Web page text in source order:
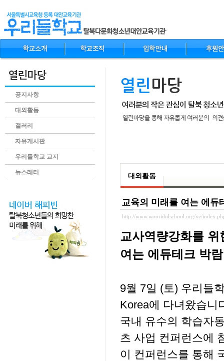
공지사항
대외활동
갤러리
자유게시판
우리들학교 교지
뉴스레터 대외활동
교육의 미래를 여는 에듀
http://www.wooridulschool.org/xe/
교사역량강화를
여는 에듀테크 박
9월 7일 (토) 우리들
Korea에 다녀왔습니
국내 유수의 학습자
츠 사업 컨퍼런스에
이 컨퍼런스를 통해